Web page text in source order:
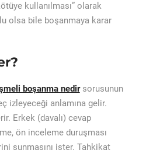
kullanılması” olarak
olsa bile boşanmaya karar
boşanma nedirsorusunun
izleyeceği anlamına gelir.
Erkek (davalı) cevap
ön inceleme duruşması
sunmasını ister. Tahkikat